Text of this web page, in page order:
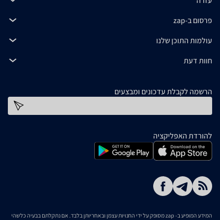
פרסום ב-zap
עולמות התוכן שלנו
חוות דעת
הרשמה לקבלת עדכונים ומבצעים
להורדת האפליקציה
המידע המופיע ב- zap מסופק על ידי החנויות עצמן ובאחריותן בלבד. אם נתקלתם בבעיה כלשהי